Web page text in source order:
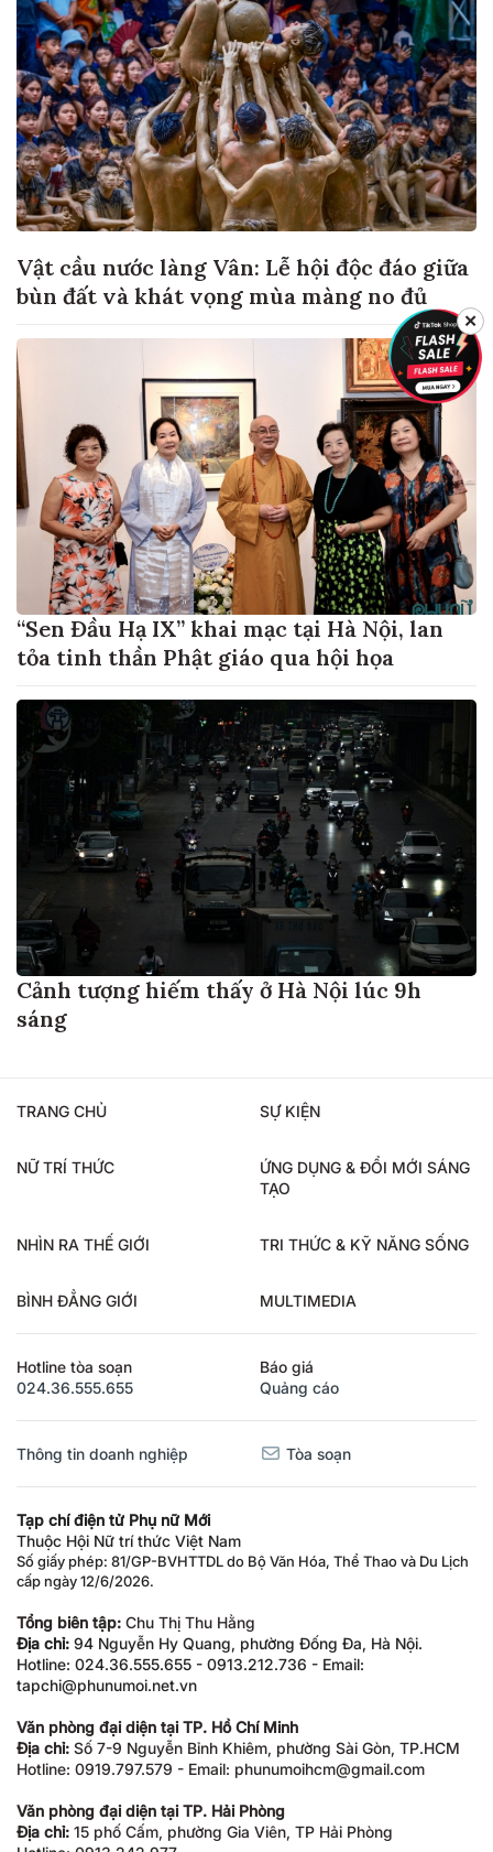
Vật cầu nước làng Vân: Lễ hội độc đáo giữa
bùn đất và khát vọng mùa màng no đủ
“Sen Đầu Hạ IX” khai mạc tại Hà Nội, lan
tỏa tinh thần Phật giáo qua hội họa
Cảnh tượng hiếm thấy ở Hà Nội lúc 9h
sáng
TRANG CHỦ SỰ KIỆN
NỮ TRÍ THỨC
ỨNG DỤNG & ĐỔI MỚI SÁNG
TẠO
NHÌN RA THẾ GIỚI TRI THỨC & KỸ NĂNG SỐNG
BÌNH ĐẲNG GIỚI MULTIMEDIA
Hotline tòa soạn
024.36.555.655
Báo giá
Quảng cáo
Thông tin doanh nghiệp Tòa soạn
Tạp chí điện tử Phụ nữ Mới
Thuộc Hội Nữ trí thức Việt Nam
Số giấy phép: 81/GP-BVHTTDL do Bộ Văn Hóa, Thể Thao và Du Lịch
cấp ngày 12/6/2026.
Tổng biên tập: Chu Thị Thu Hằng
Địa chỉ: 94 Nguyễn Hy Quang, phường Đống Đa, Hà Nội.
Hotline: 024.36.555.655 - 0913.212.736 - Email:
tapchi@phunumoi.net.vn
Văn phòng đại diện tại TP. Hồ Chí Minh
Địa chỉ: Số 7-9 Nguyễn Bỉnh Khiêm, phường Sài Gòn, TP.HCM
Hotline: 0919.797.579 - Email: phunumoihcm@gmail.com
Văn phòng đại diện tại TP. Hải Phòng
Địa chỉ: 15 phố Cấm, phường Gia Viên, TP Hải Phòng
✕